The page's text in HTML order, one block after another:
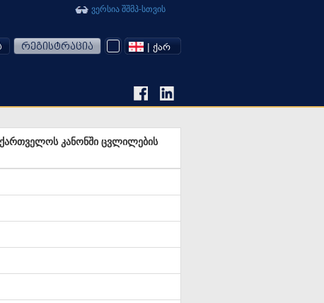
ვერსია შშმპ-სთვის
რეგისტრაცია | ᲥᲐᲠ
კანონში ცვლილების